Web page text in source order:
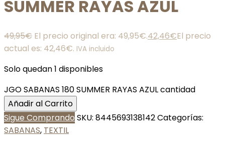
SUMMER RAYAS AZUL
49,95€ El precio original era: 49,95€.42,46€El precio
actual es: 42,46€. IVA incluido
Solo quedan 1 disponibles
JGO SABANAS 180 SUMMER RAYAS AZUL cantidad
Añadir al Carrito
Sigue Comprando SKU: 8445693138142Categorías:
SABANAS, TEXTIL